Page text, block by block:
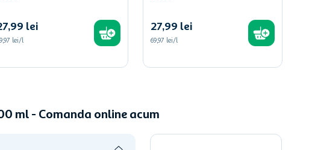
,99 lei
lei/l
27,99 lei
69,97 lei/l
ml - Comanda online acum